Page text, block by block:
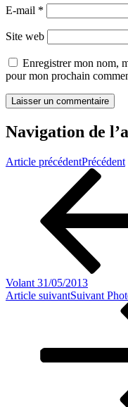
E-mail *
Site web
Enregistrer mon nom,
pour mon prochain
Navigation de
Article précédentPrécédent
Volant 31/05/2013
Article suivantSuivant